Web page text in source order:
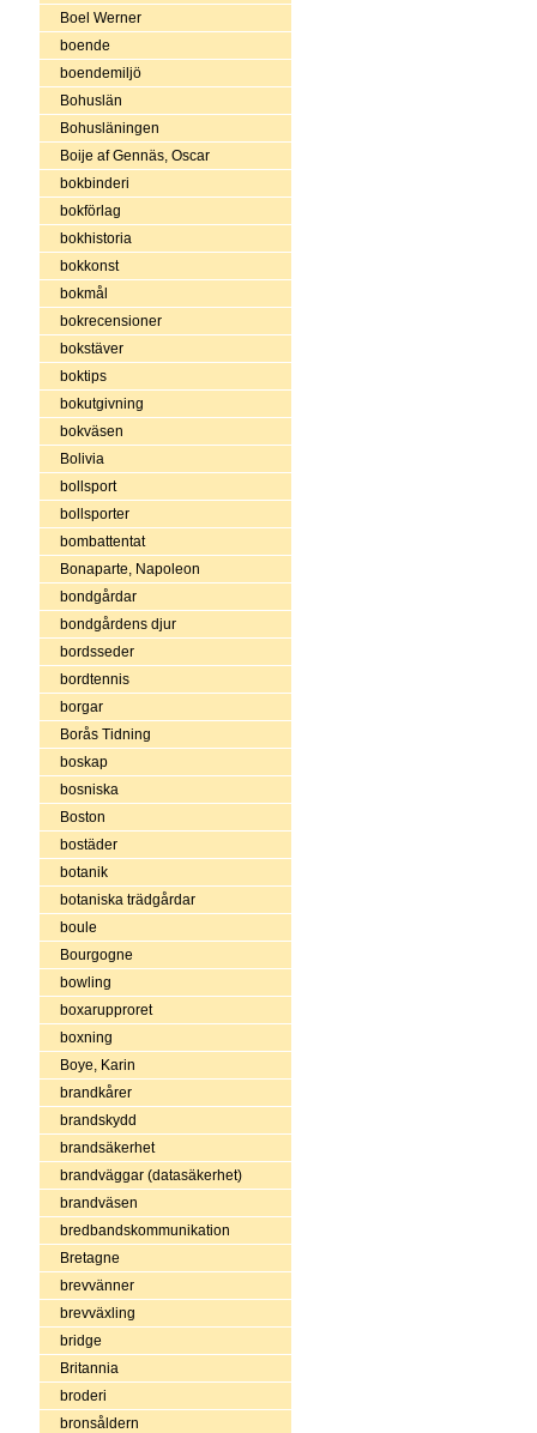
Boel Werner
boende
boendemiljö
Bohuslän
Bohusläningen
Boije af Gennäs, Oscar
bokbinderi
bokförlag
bokhistoria
bokkonst
bokmål
bokrecensioner
bokstäver
boktips
bokutgivning
bokväsen
Bolivia
bollsport
bollsporter
bombattentat
Bonaparte, Napoleon
bondgårdar
bondgårdens djur
bordsseder
bordtennis
borgar
Borås Tidning
boskap
bosniska
Boston
bostäder
botanik
botaniska trädgårdar
boule
Bourgogne
bowling
boxarupproret
boxning
Boye, Karin
brandkårer
brandskydd
brandsäkerhet
brandväggar (datasäkerhet)
brandväsen
bredbandskommunikation
Bretagne
brevvänner
brevväxling
bridge
Britannia
broderi
bronsåldern